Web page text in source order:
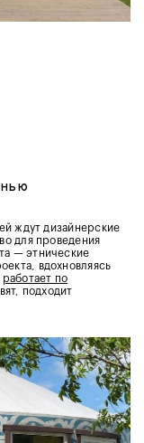
ждут дизайнерские
для проведения
— этнические
вдохновляясь
работает по
подходит